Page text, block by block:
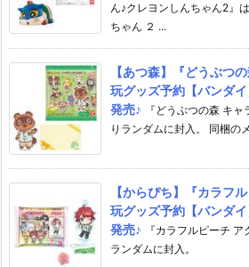
ん♪クレヨンしんちゃん2』
ちゃん ２ ...
【あつ森】『どうぶつ
玩グッズ予約【バンダ
発売♪
『どうぶつの森 キ
りランダムに封入。 同梱の
【からぴち】『カラフ
玩グッズ予約【バンダ
発売♪
『カラフルピーチ
ランダムに封入。